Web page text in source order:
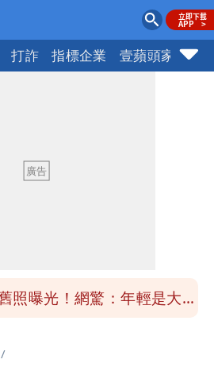
打詐 指標企業 壹蘋頭家 健
女友「舊身分」曝光！昔
人靠我活下來
照曝光！網驚：年輕是大帥